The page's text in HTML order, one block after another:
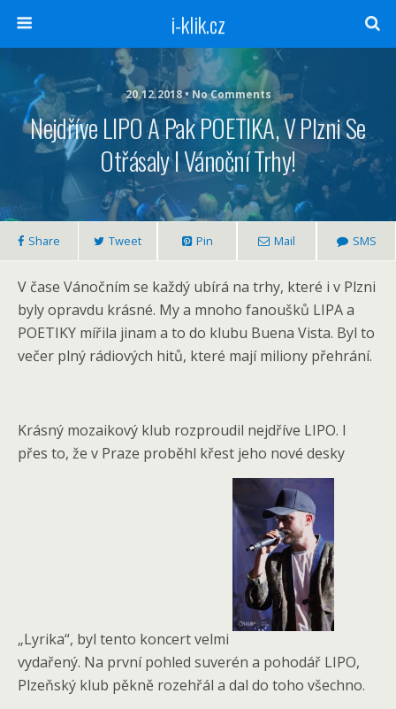
i-klik.cz
20.12.2018 • No Comments
Nejdříve LIPO A Pak POETIKA, V Plzni Se
Otřásaly I Vánoční Trhy!
Share Tweet Pin Mail SMS
V čase Vánočním se každý ubírá na trhy, které i v Plzni
byly opravdu krásné. My a mnoho fanoušků LIPA a
POETIKY mířila jinam a to do klubu Buena Vista. Byl to
večer plný rádiových hitů, které mají miliony přehrání.
Krásný mozaikový klub rozproudil nejdříve LIPO. I
přes to, že v Praze proběhl křest jeho nové desky
„Lyrika“, byl tento koncert velmi
vydařený. Na první pohled suverén a pohodář LIPO,
Plzeňský klub pěkně rozehřál a dal do toho všechno.